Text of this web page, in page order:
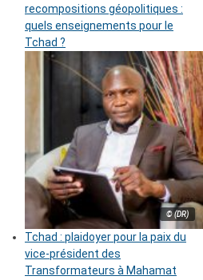
recompositions géopolitiques :
quels enseignements pour le
Tchad ?
© (DR)
Tchad : plaidoyer pour la paix du
vice-président des
Transformateurs à Mahamat